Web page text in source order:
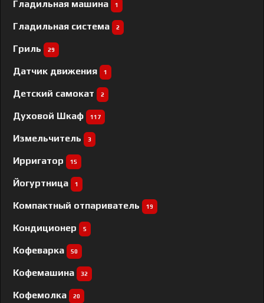
Гладильная машина 1
Гладильная система 2
Гриль 29
Датчик движения 1
Детский самокат 2
Духовой Шкаф 117
Измельчитель 3
Ирригатор 15
Йогуртница 1
Компактный отпариватель 19
Кондиционер 5
Кофеварка 50
Кофемашина 32
Кофемолка 20